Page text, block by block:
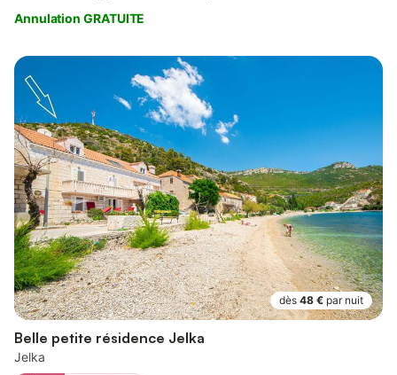
Annulation GRATUITE
dès 48 € par nuit
Belle petite résidence Jelka
Jelka